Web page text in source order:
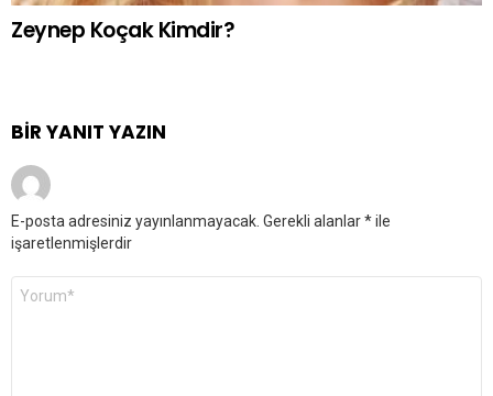
Zeynep Koçak Kimdir?
BIR YANIT YAZIN
E-posta adresiniz yayınlanmayacak. Gerekli alanlar*ile
işaretlenmişlerdir
Yorum